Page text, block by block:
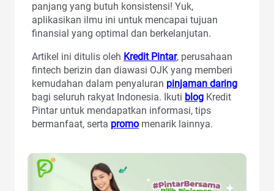
panjang yang butuh konsistensi! Yuk,
aplikasikan ilmu ini untuk mencapai tujuan
finansial yang optimal dan berkelanjutan.
Artikel ini ditulis oleh Kredit Pintar, perusahaan
fintech berizin dan diawasi OJK yang memberi
kemudahan dalam penyaluran pinjaman daring
bagi seluruh rakyat Indonesia. Ikuti blog Kredit
Pintar untuk mendapatkan informasi, tips
bermanfaat, serta promo menarik lainnya.